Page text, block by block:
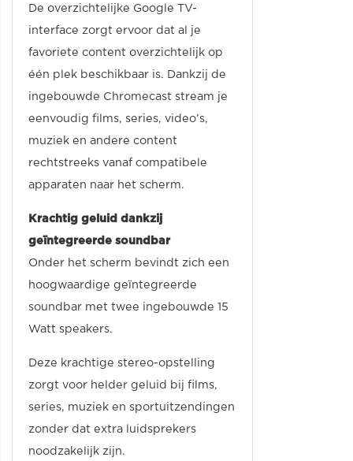
De overzichtelijke Google TV-
interface zorgt ervoor dat al je
favoriete content overzichtelijk op
één plek beschikbaar is. Dankzij de
ingebouwde Chromecast stream je
eenvoudig films, series, video’s,
muziek en andere content
rechtstreeks vanaf compatibele
apparaten naar het scherm.
Krachtig geluid dankzij
geïntegreerde soundbar
Onder het scherm bevindt zich een
hoogwaardige geïntegreerde
soundbar met twee ingebouwde 15
Watt speakers.
Deze krachtige stereo-opstelling
zorgt voor helder geluid bij films,
series, muziek en sportuitzendingen
zonder dat extra luidsprekers
noodzakelijk zijn.